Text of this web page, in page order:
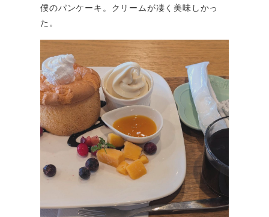
僕のパンケーキ。クリームが凄く美味しかっ
た。